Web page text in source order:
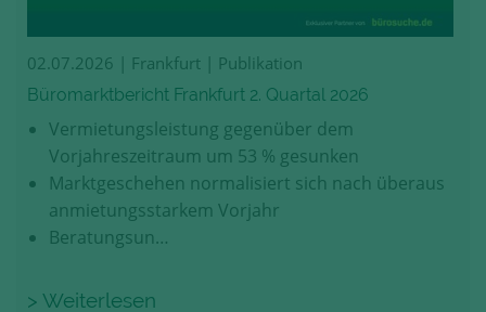
02.07.2026 | Frankfurt | Publikation
Büromarktbericht Frankfurt 2. Quartal 2026
Vermietungsleistung gegenüber dem
Vorjahreszeitraum um 53 % gesunken
Marktgeschehen normalisiert sich nach überaus
anmietungsstarkem Vorjahr
Beratungsun…
> Weiterlesen